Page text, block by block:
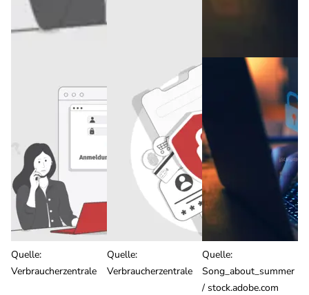
Quelle:
Verbraucherzentrale
Quelle:
Verbraucherzentrale
Quelle:
Song_about_summer
/ stock.adobe.com